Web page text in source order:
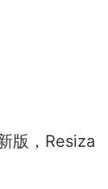
版，Resiza